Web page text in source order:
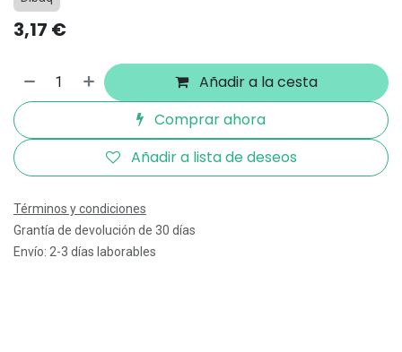
3,17 €
Añadir a la cesta
Comprar ahora
Añadir a lista de deseos
Términos y condiciones
Grantía de devolución de 30 días
Envío: 2-3 días laborables